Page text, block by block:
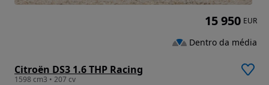
Citroën DS3 1.6 THP Racing
1598 cm3 • 207 cv
15 950 EUR
Dentro da média